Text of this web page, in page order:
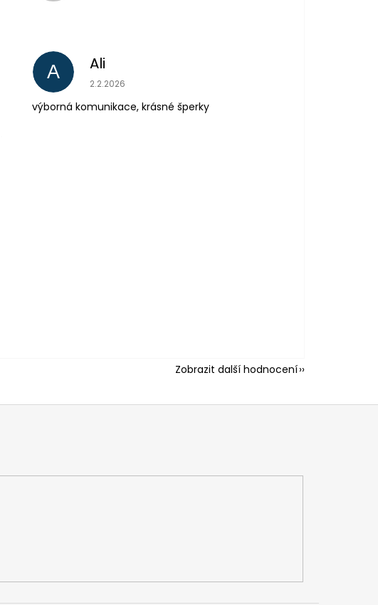
A Ali
Hodnocení obchodu je 5 z 5 hvězdiček.
2.2.2026
výborná komunikace, krásné šperky
Zobrazit další hodnocení